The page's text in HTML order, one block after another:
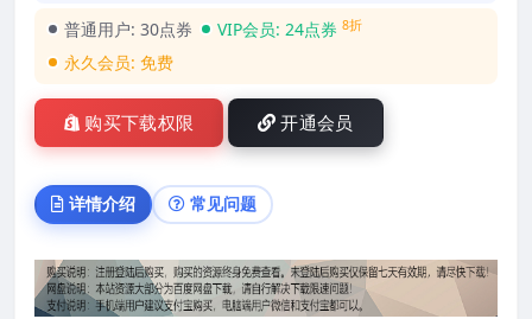
普通用户: 30点券 VIP会员: 24点券 8折
永久会员: 免费
购买下载权限 开通会员
详情介绍 常见问题